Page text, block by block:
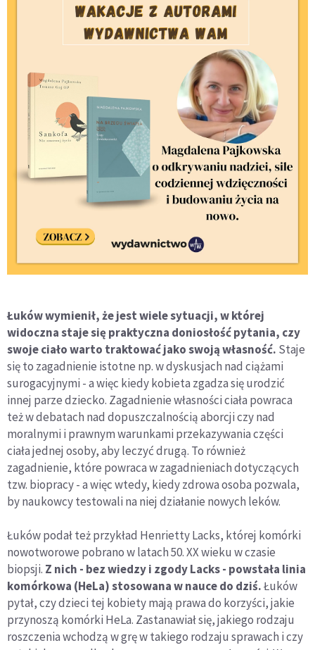
Łuków wymienił, że jest wiele sytuacji, w której
widoczna staje się praktyczna doniosłość pytania, czy
swoje ciało warto traktować jako swoją własność. Staje
się to zagadnienie istotne np. w dyskusjach nad ciążami
surogacyjnymi - a więc kiedy kobieta zgadza się urodzić
innej parze dziecko. Zagadnienie własności ciała powraca
też w debatach nad dopuszczalnością aborcji czy nad
moralnymi i prawnym warunkami przekazywania części
ciała jednej osoby, aby leczyć drugą. To również
zagadnienie, które powraca w zagadnieniach dotyczących
tzw. biopracy - a więc wtedy, kiedy zdrowa osoba pozwala,
by naukowcy testowali na niej działanie nowych leków.
Łuków podał też przykład Henrietty Lacks, której komórki
nowotworowe pobrano w latach 50. XX wieku w czasie
biopsji. Z nich - bez wiedzy i zgody Lacks - powstała linia
komórkowa (HeLa) stosowana w nauce do dziś.Łuków
pytał, czy dzieci tej kobiety mają prawa do korzyści, jakie
przynoszą komórki HeLa. Zastanawiał się, jakiego rodzaju
roszczenia wchodzą w grę w takiego rodzaju sprawach i czy